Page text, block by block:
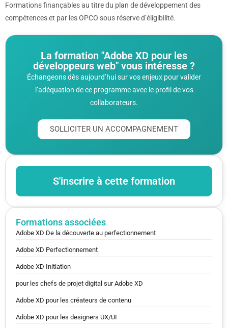
Formations finançables au titre du plan de développement des
compétences et par les OPCO sous réserve d’éligibilité.
La formation "Adobe XD pour les
développeurs web" vous intéresse ?
Échangeons dès aujourd’hui sur vos enjeux pour valider
l’adéquation de ce programme avec le profil de vos
collaborateurs.
SOLLICITER UN ACCOMPAGNEMENT
S'inscrire à cette formation
Formations associées
Adobe XD De la découverte au perfectionnement
Adobe XD Perfectionnement
Adobe XD Initiation
pour les chefs de projet digital sur Adobe XD
Adobe XD pour les créateurs de contenu
Adobe XD pour les designers UX/UI